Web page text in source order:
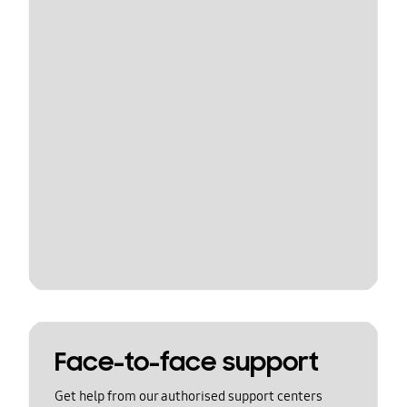
Face-to-face support
Get help from our authorised support centers